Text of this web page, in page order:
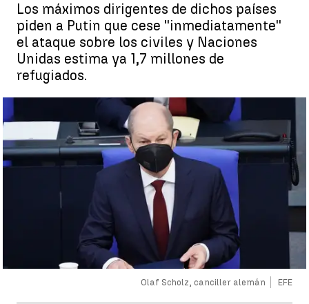
Los máximos dirigentes de dichos países
piden a Putin que cese ''inmediatamente''
el ataque sobre los civiles y Naciones
Unidas estima ya 1,7 millones de
refugiados.
Olaf Scholz, canciller alemán EFE